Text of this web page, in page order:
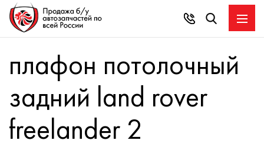
плафон потолочный
задний land rover
freelander 2